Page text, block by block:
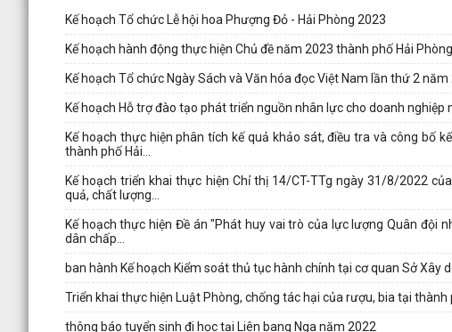
Kế hoạch Tổ chức Lễ hội hoa Phượng Đỏ - Hải Phòng 2023
Kế hoạch hành động thực hiện Chủ đề năm 2023 thành phố Hải Phòng
Kế hoạch Tổ chức Ngày Sách và Văn hóa đọc Việt Nam lần thứ 2
Kế hoạch Hỗ trợ đào tạo phát triển nguồn nhân lực cho doanh
Kế hoạch thực hiện phân tích kế quả khảo sát, điều tra và công bố
thành phố Hải...
Kế hoạch triển khai thực hiện Chỉ thị 14/CT-TTg ngày 31/8/2022
quả, chất lượng...
Kế hoạch thực hiện Đề án "Phát huy vai trò của lực lượng Quân đội
dân chấp...
ban hành Kế hoạch Kiểm soát thủ tục hành chính tại cơ quan Sở Xây
Triển khai thực hiện Luật Phòng, chống tác hại của rượu, bia tại thành
thông báo tuyển sinh đi học tại Liên bang Nga năm 2022